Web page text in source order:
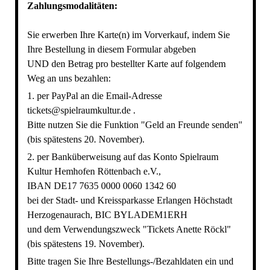
Zahlungsmodalitäten:
Sie erwerben Ihre Karte(n) im Vorverkauf, indem Sie
Ihre Bestellung in diesem Formular abgeben
UND den Betrag pro bestellter Karte auf folgendem
Weg an uns bezahlen:
1. per PayPal an die Email-Adresse
tickets@spielraumkultur.de .
Bitte nutzen Sie die Funktion "Geld an Freunde senden"
(bis spätestens 20. November).
2. per Banküberweisung auf das Konto Spielraum
Kultur Hemhofen Röttenbach e.V.,
IBAN DE17 7635 0000 0060 1342 60
bei der Stadt- und Kreissparkasse Erlangen Höchstadt
Herzogenaurach, BIC BYLADEM1ERH
und dem Verwendungszweck "Tickets Anette Röckl"
(bis spätestens 19. November).
Bitte tragen Sie Ihre Bestellungs-/Bezahldaten ein und